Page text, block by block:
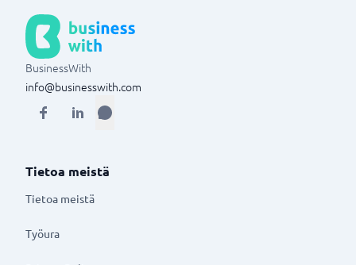
BusinessWith
info@businesswith.com
Tietoa meistä
Tietoa meistä
Työura